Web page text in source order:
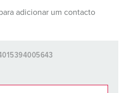
adicionar um contacto